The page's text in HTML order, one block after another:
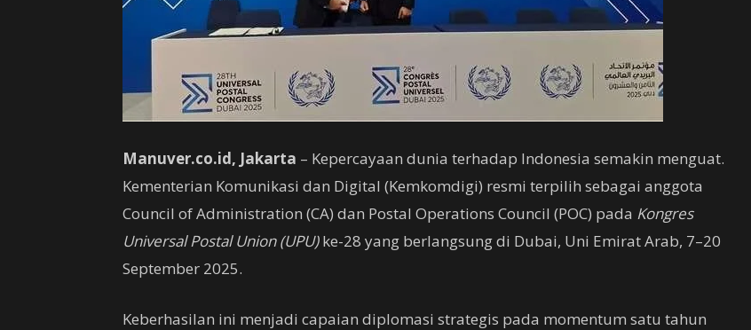
Manuver.co.id, Jakarta – Kepercayaan dunia terhadap Indonesia semakin menguat.
Kementerian Komunikasi dan Digital (Kemkomdigi) resmi terpilih sebagai anggota
Council of Administration (CA) dan Postal Operations Council (POC) pada Kongres
Universal Postal Union (UPU)ke-28 yang berlangsung di Dubai, Uni Emirat Arab, 7–20
September 2025.
Keberhasilan ini menjadi capaian diplomasi strategis pada momentum satu tahun